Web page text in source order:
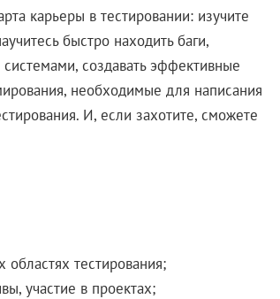
карьеры в тестировании: изучите
быстро находить баги,
системами, создавать эффективные
необходимые для написания
И, если захотите, сможете
тестирования;
участие в проектах;